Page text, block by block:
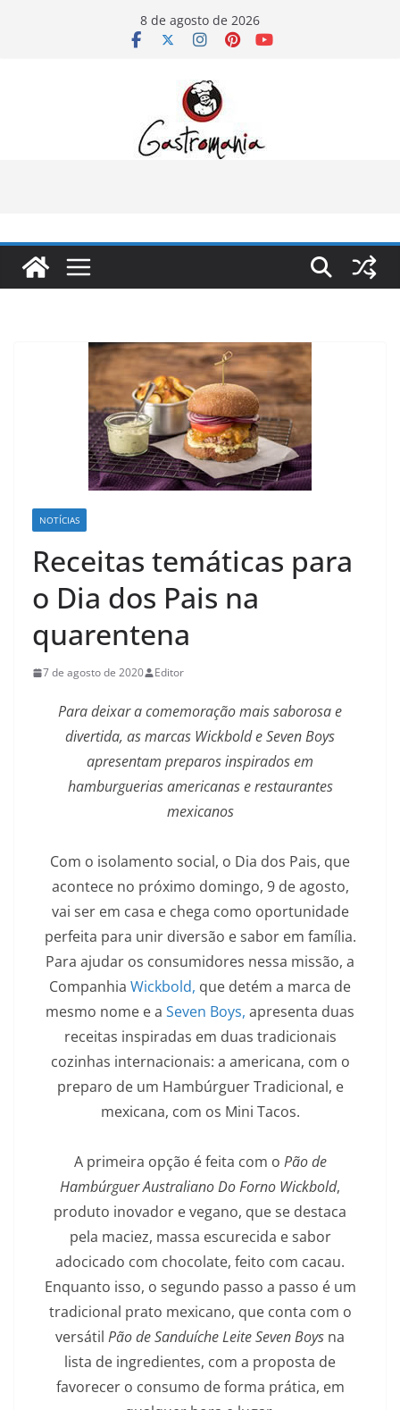
8 de agosto de 2026
NOTÍCIAS
Receitas temáticas para
o Dia dos Pais na
quarentena
7 de agosto de 2020 Editor
Para deixar a comemoração mais saborosa e
divertida, as marcas Wickbold e Seven Boys
apresentam preparos inspirados em
hamburguerias americanas e restaurantes
mexicanos
Com o isolamento social, o Dia dos Pais, que
acontece no próximo domingo, 9 de agosto,
vai ser em casa e chega como oportunidade
perfeita para unir diversão e sabor em família.
Para ajudar os consumidores nessa missão, a
Companhia Wickbold, que detém a marca de
mesmo nome e a Seven Boys, apresenta duas
receitas inspiradas em duas tradicionais
cozinhas internacionais: a americana, com o
preparo de um Hambúrguer Tradicional, e
mexicana, com os Mini Tacos.
A primeira opção é feita com o Pão de
Hambúrguer Australiano Do Forno Wickbold,
produto inovador e vegano, que se destaca
pela maciez, massa escurecida e sabor
adocicado com chocolate, feito com cacau.
Enquanto isso, o segundo passo a passo é um
tradicional prato mexicano, que conta com o
versátil Pão de Sanduíche Leite Seven Boys na
lista de ingredientes, com a proposta de
favorecer o consumo de forma prática, em